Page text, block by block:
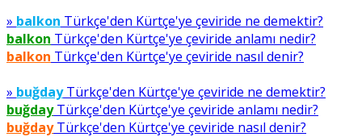
» balkon Türkçe'den Kürtçe'ye çeviride ne demektir?
balkon Türkçe'den Kürtçe'ye çeviride anlamı nedir?
balkon Türkçe'den Kürtçe'ye çeviride nasıl denir?
» buğdayTürkçe'den Kürtçe'ye çeviride ne demektir?
buğdayTürkçe'den Kürtçe'ye çeviride anlamı nedir?
buğdayTürkçe'den Kürtçe'ye çeviride nasıl denir?